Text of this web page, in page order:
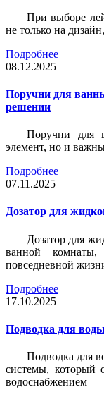
При выборе
не только на
Подробнее
08.12.2025
Поручни для
решении
Поручни для
элемент, но и
Подробнее
07.11.2025
Дозатор для
Дозатор для
ванной
повседневной
Подробнее
17.10.2025
Подводка для
Подводка для
системы, который
водоснабжением